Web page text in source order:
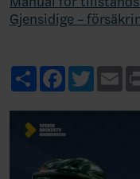
Gjensidige –
ShareFacebook
Twitter